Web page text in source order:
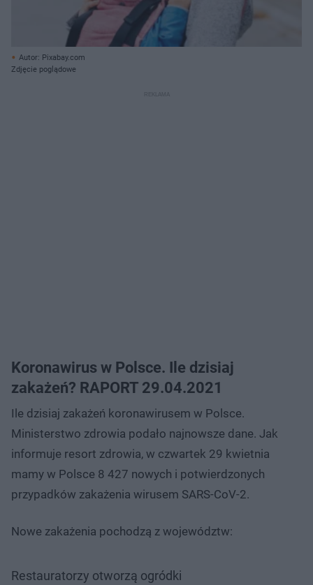
Autor: Pixabay.com
Zdjęcie poglądowe
Koronawirus w Polsce. Ile dzisiaj
zakażeń? RAPORT 29.04.2021
Ile dzisiaj zakażeń koronawirusem w Polsce.
Ministerstwo zdrowia podało najnowsze dane. Jak
informuje resort zdrowia, w czwartek 29 kwietnia
mamy w Polsce 8 427 nowych i potwierdzonych
przypadków zakażenia wirusem SARS-CoV-2.
Nowe zakażenia pochodzą z województw:
Restauratorzy otworzą ogródki